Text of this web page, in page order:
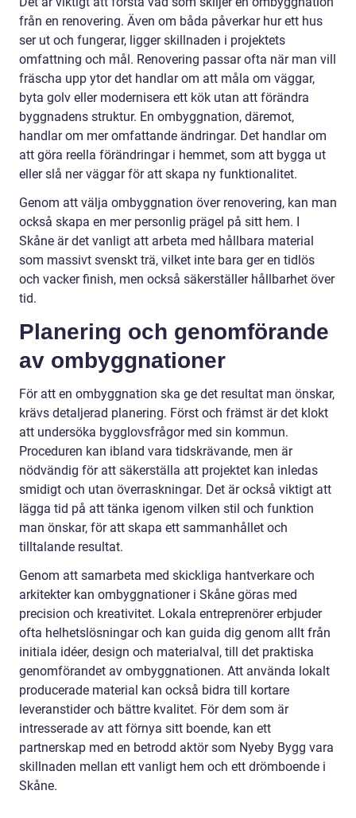
från en renovering. Även om båda påverkar hur ett hus
ser ut och fungerar, ligger skillnaden i projektets
omfattning och mål. Renovering passar ofta när man vill
fräscha upp ytor det handlar om att måla om väggar,
byta golv eller modernisera ett kök utan att förändra
byggnadens struktur. En ombyggnation, däremot,
handlar om mer omfattande ändringar. Det handlar om
att göra reella förändringar i hemmet, som att bygga ut
eller slå ner väggar för att skapa ny funktionalitet.
Genom att välja ombyggnation över renovering, kan man
också skapa en mer personlig prägel på sitt hem. I
Skåne är det vanligt att arbeta med hållbara material
som massivt svenskt trä, vilket inte bara ger en tidlös
och vacker finish, men också säkerställer hållbarhet över
tid.
Planering och genomförande
av ombyggnationer
För att en ombyggnation ska ge det resultat man önskar,
krävs detaljerad planering. Först och främst är det klokt
att undersöka bygglovsfrågor med sin kommun.
Proceduren kan ibland vara tidskrävande, men är
nödvändig för att säkerställa att projektet kan inledas
smidigt och utan överraskningar. Det är också viktigt att
lägga tid på att tänka igenom vilken stil och funktion
man önskar, för att skapa ett sammanhållet och
tilltalande resultat.
Genom att samarbeta med skickliga hantverkare och
arkitekter kan ombyggnationer i Skåne göras med
precision och kreativitet. Lokala entreprenörer erbjuder
ofta helhetslösningar och kan guida dig genom allt från
initiala idéer, design och materialval, till det praktiska
genomförandet av ombyggnationen. Att använda lokalt
producerade material kan också bidra till kortare
leveranstider och bättre kvalitet. För dem som är
intresserade av att förnya sitt boende, kan ett
partnerskap med en betrodd aktör som Nyeby Bygg vara
skillnaden mellan ett vanligt hem och ett drömboende i
Skåne.